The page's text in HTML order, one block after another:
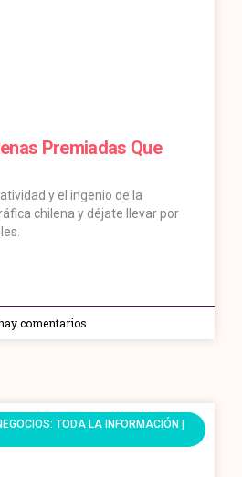
Premiadas Que
y el ingenio de la
chilena y déjate llevar por
comentarios
TODA LA INFORMACIÓN |